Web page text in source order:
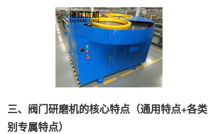
三、阀门研磨机的核心特点（通用特点+各类
别专属特点）